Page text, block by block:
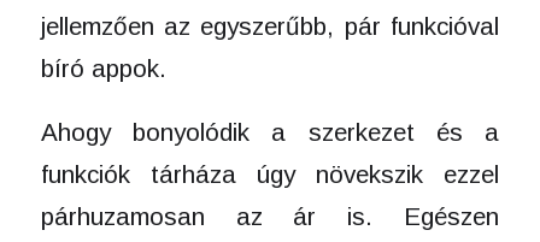
jellemzően az egyszerűbb, pár funkcióval
bíró appok.
Ahogy bonyolódik a szerkezet és a
funkciók tárháza úgy növekszik ezzel
párhuzamosan az ár is. Egészen